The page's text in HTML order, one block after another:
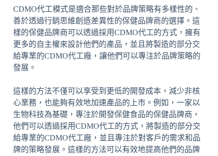
CDMO代工模式是適合那些對於品牌策略有多樣性的、
善於透過行銷思維創造差異性的保健品牌商的選擇。這
樣的保健品牌商可以透過採用CDMO代工的方式，擁有
更多的自主權來設計他們的產品，並且將製造的部分交
給專業的CDMO代工廠，讓他們可以專注於品牌策略的
發展。
這樣的方法不僅可以享受到更低的開發成本，減少非核
心業務，也能夠有效地加速產品的上市。例如，一家以
生物科技為基礎，專注於開發保健食品的保健品牌商，
他們可以透過採用CDMO代工的方式，將製造的部分交
給專業的CDMO代工廠，並且專注於對客戶的需求和品
牌的策略發展。這樣的方法可以有效地提高他們的品牌